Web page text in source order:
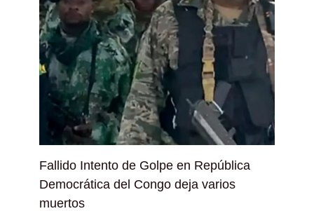
Fallido Intento de Golpe en República
Democrática del Congo deja varios
muertos